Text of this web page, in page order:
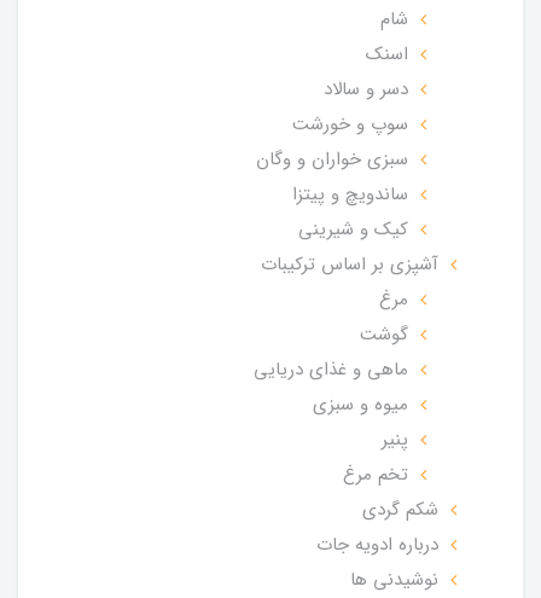
شام
اسنک
دسر و سالاد
سوپ و خورشت
سبزی خواران و وگان
ساندویچ و پیتزا
کیک و شیرینی
آشپزی بر اساس ترکیبات
مرغ
گوشت
ماهی و غذای دریایی
میوه و سبزی
پنیر
تخم مرغ
شکم گردی
درباره ادویه جات
نوشیدنی ها